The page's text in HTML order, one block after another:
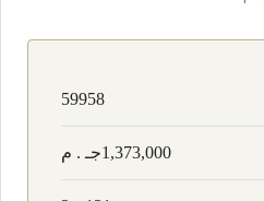
59958
1,373,000جـ . م